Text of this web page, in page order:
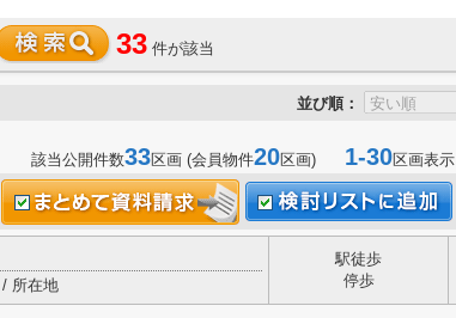
33 件が該当
並び順：
該当公開件数33区画 (会員物件20区画) 1-30区画表示
所在地
駅徒歩
停歩